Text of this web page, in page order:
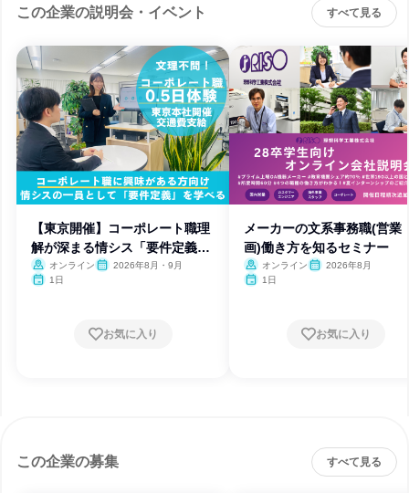
この企業の説明会・イベント すべて見る
【東京開催】コーポレート職理
解が深まる情シス「要件定義」
体験オンライン
2026年8月・9月
1日
お気に入り
メーカーの文系事務職(営業
画)働き方を知るセミナー
オンライン
2026年8月
1日
お気に入り
この企業の募集 すべて見る